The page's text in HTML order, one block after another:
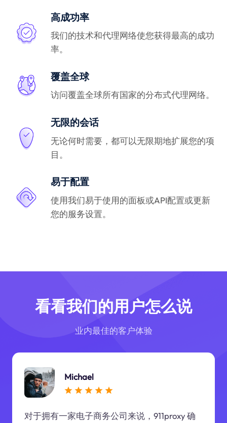
高成功率
我们的技术和代理网络使您获得最高的成功
率。
覆盖全球
访问覆盖全球所有国家的分布式代理网络。
无限的会话
无论何时需要，都可以无限期地扩展您的项
目。
易于配置
使用我们易于使用的面板或API配置或更新
您的服务设置。
看看我们的用户怎么说
业内最佳的客户体验
Michael
对于拥有一家电子商务公司来说，911proxy 确